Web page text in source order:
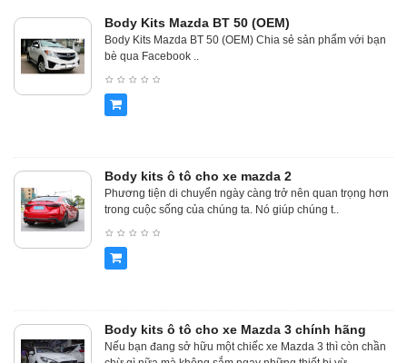
Body Kits Mazda BT 50 (OEM)
Body Kits Mazda BT 50 (OEM) Chia sẻ sản phẩm với bạn
bè qua Facebook ..
Body kits ô tô cho xe mazda 2
Phương tiện di chuyển ngày càng trở nên quan trọng hơn
trong cuộc sống của chúng ta. Nó giúp chúng t..
Body kits ô tô cho xe Mazda 3 chính hãng
Nếu bạn đang sở hữu một chiếc xe Mazda 3 thì còn chần